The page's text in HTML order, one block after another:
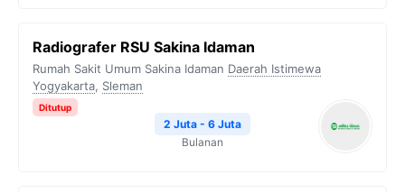
Radiografer RSU Sakina Idaman
Rumah Sakit Umum Sakina Idaman Daerah Istimewa
Yogyakarta, Sleman
Ditutup
2 Juta - 6 Juta
Bulanan